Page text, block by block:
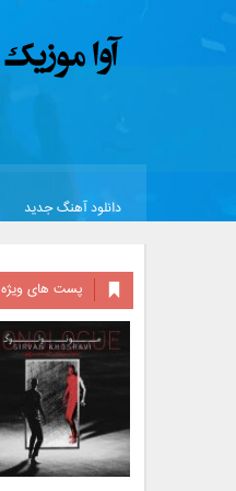
دانلود آهنگ جدید
پست های ویژه